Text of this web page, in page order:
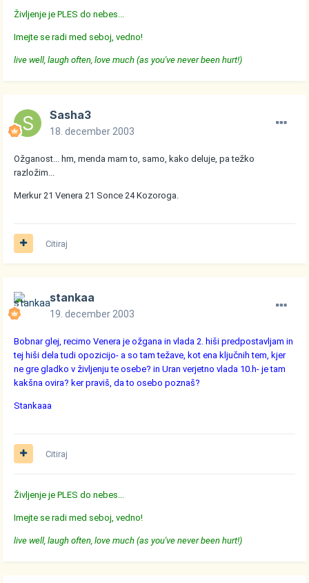
Življenje je PLES do nebes...
Imejte se radi med seboj, vedno!
live well, laugh often, love much (as you've never been hurt!)
Sasha3
18. december 2003
Ožganost... hm, menda mam to, samo, kako deluje, pa težko
razložim...
Merkur 21 Venera 21 Sonce 24 Kozoroga.
Citiraj
stankaa
19. december 2003
Bobnar glej, recimo Venera je ožgana in vlada 2. hiši predpostavljam in
tej hiši dela tudi opozicijo- a so tam težave, kot ena ključnih tem, kjer
ne gre gladko v življenju te osebe? in Uran verjetno vlada 10.h- je tam
kakšna ovira? ker praviš, da to osebo poznaš?
Stankaaa
Citiraj
Življenje je PLES do nebes...
Imejte se radi med seboj, vedno!
live well, laugh often, love much (as you've never been hurt!)